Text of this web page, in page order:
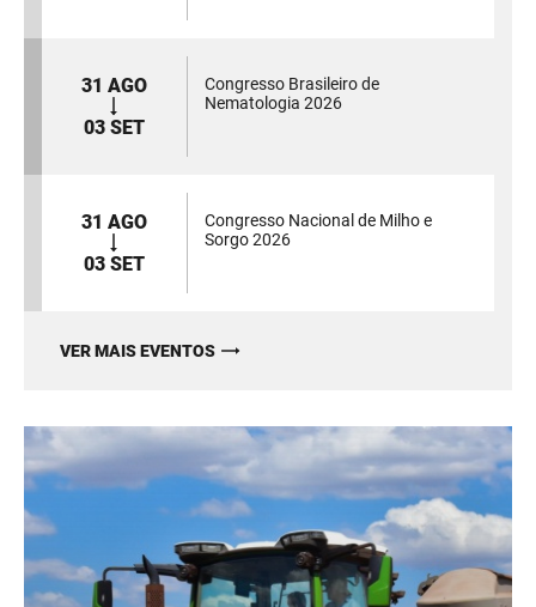
31 AGO
03 SET
Congresso Brasileiro de
Nematologia 2026
31 AGO
03 SET
Congresso Nacional de Milho e
Sorgo 2026
VER MAIS EVENTOS